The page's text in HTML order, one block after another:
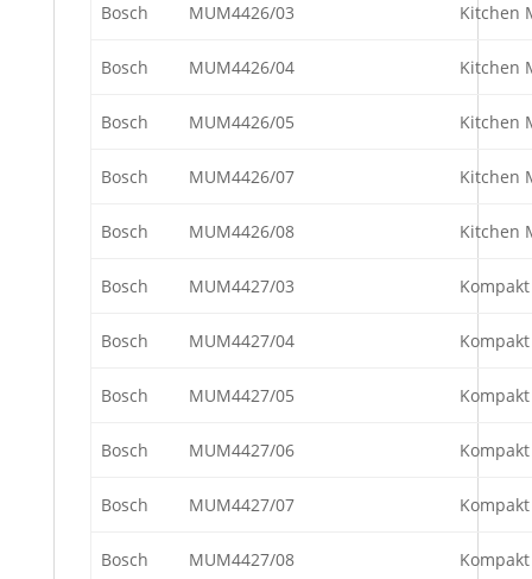
Bosch MUM4426/03 Kitchen
Bosch MUM4426/04 Kitchen
Bosch MUM4426/05 Kitchen
Bosch MUM4426/07 Kitchen
Bosch MUM4426/08 Kitchen
Bosch MUM4427/03
Bosch MUM4427/04
Bosch MUM4427/05
Bosch MUM4427/06
Bosch MUM4427/07
Bosch MUM4427/08